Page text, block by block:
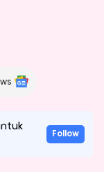
Follow